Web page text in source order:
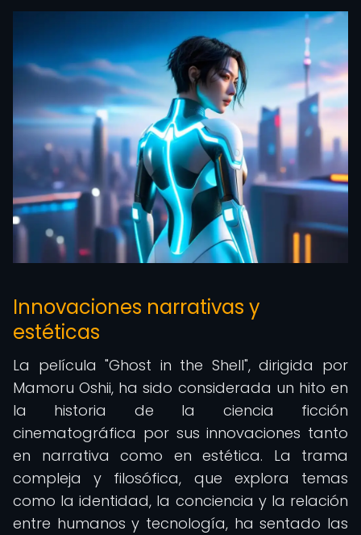
Innovaciones narrativas y
estéticas
La película "Ghost in the Shell", dirigida por
Mamoru Oshii, ha sido considerada un hito en
la historia de la ciencia ficción
cinematográfica por sus innovaciones tanto
en narrativa como en estética. La trama
compleja y filosófica, que explora temas
como la identidad, la conciencia y la relación
entre humanos y tecnología, ha sentado las